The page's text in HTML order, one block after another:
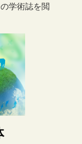
学術誌を閲